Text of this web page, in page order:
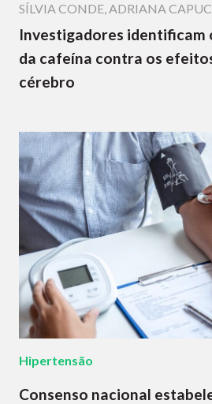
SÍLVIA CONDE,ADRIANA
Investigadores
da cafeína contra os
cérebro
Hipertensão
Consenso nacional